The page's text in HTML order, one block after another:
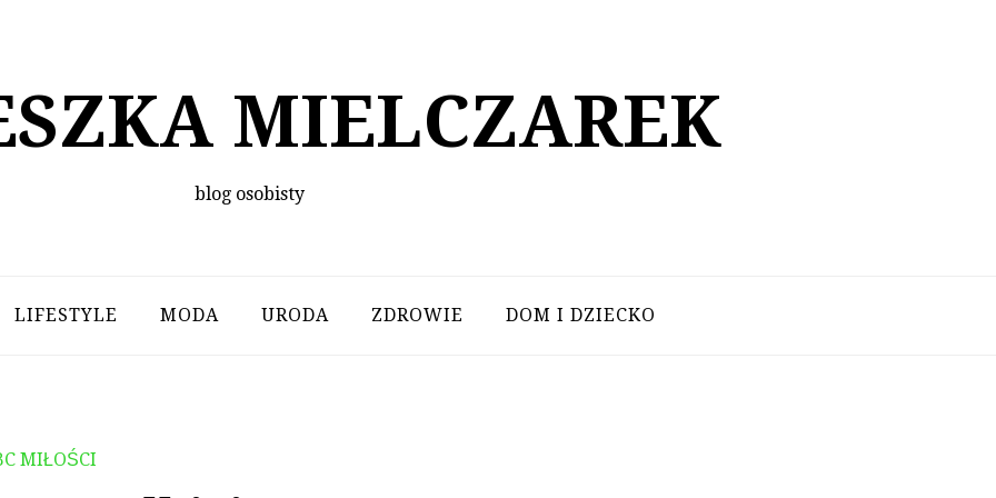
MIELCZAREK
blog osobisty
LIFESTYLE MODA URODA ZDROWIE DOM I DZIECKO
MIŁOŚCI